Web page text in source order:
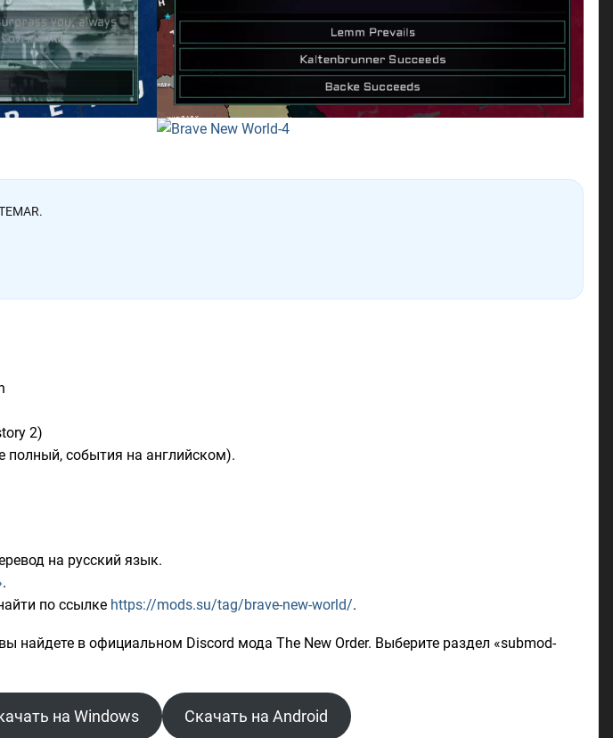
2)
полный, события на английском).
на русский язык.
.
по ссылке https://mods.su/tag/brave-new-world/.
найдете в официальном Discord мода The New Order. Выберите раздел «submod-
на Windows Скачать на Android